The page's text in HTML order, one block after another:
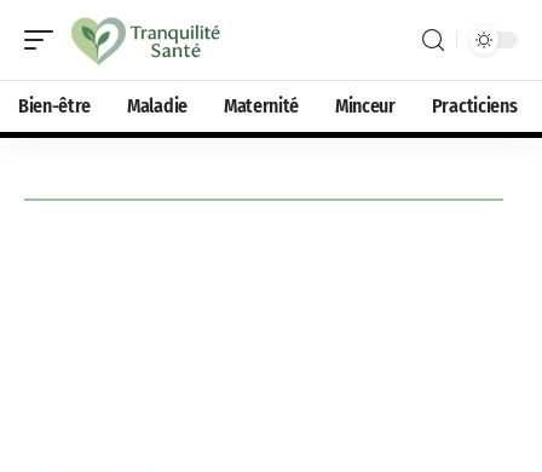
Bien-être Maladie Maternité Minceur Practiciens